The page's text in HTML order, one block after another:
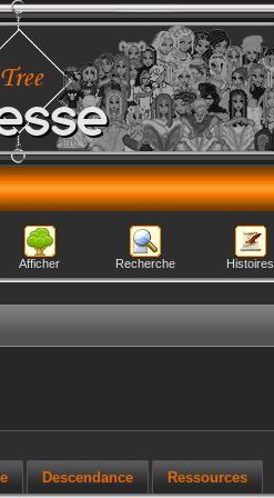
Afficher Recherche Histoires
Descendance Ressources